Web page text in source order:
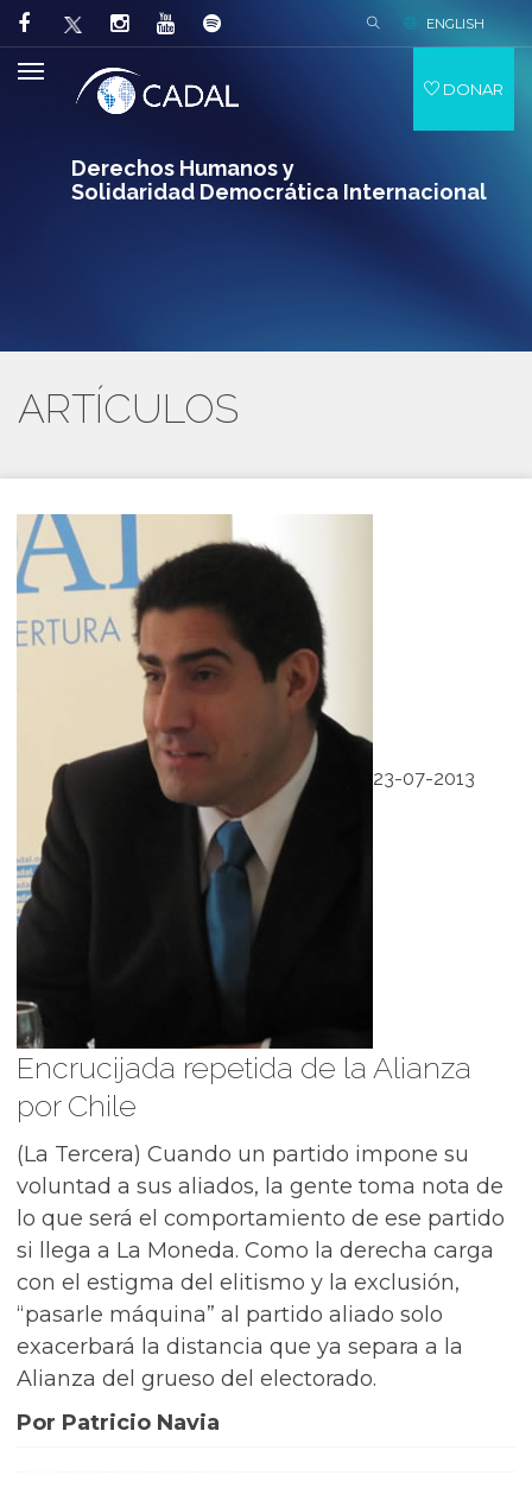
Derechos Humanos y
Solidaridad Democrática Internacional
ENGLISH
DONAR
ARTÍCULOS
23-07-2013
Encrucijada repetida de la Alianza
por Chile
(La Tercera) Cuando un partido impone su
voluntad a sus aliados, la gente toma nota de
lo que será el comportamiento de ese partido
si llega a La Moneda. Como la derecha carga
con el estigma del elitismo y la exclusión,
“pasarle máquina” al partido aliado solo
exacerbará la distancia que ya separa a la
Alianza del grueso del electorado.
Por Patricio Navia